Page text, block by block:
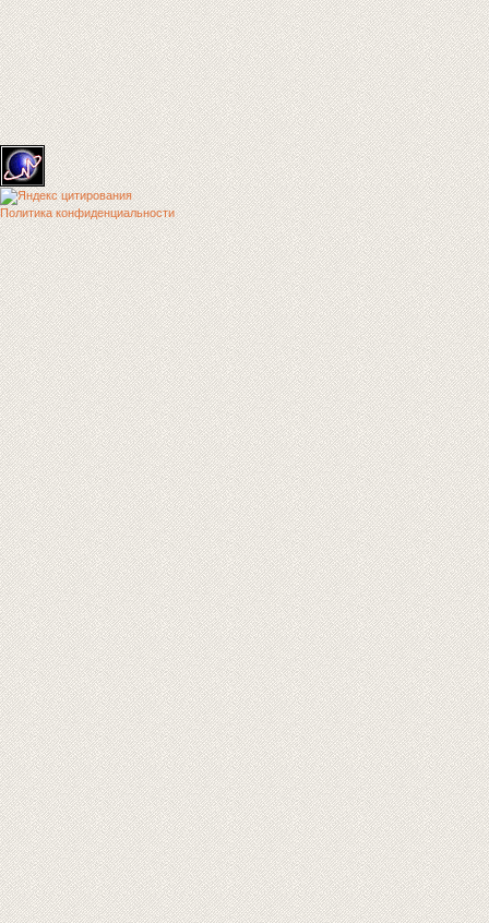
Политика конфиденциальности